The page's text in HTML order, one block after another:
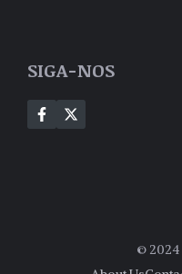
SIGA-NOS
© 2024